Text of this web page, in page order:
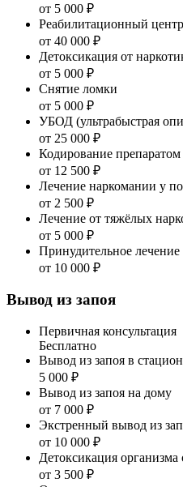
от 5 000 ₽
Реабилитационный
от 40 000 ₽
Детоксикация от
от 5 000 ₽
Снятие ломки
от 5 000 ₽
УБОД (ультрабыстрая
от 25 000 ₽
Кодирование
от 12 500 ₽
Лечение наркомании у
от 2 500 ₽
Лечение от тяжёлых
от 5 000 ₽
Принудительное
от 10 000 ₽
Вывод из запоя
Первичная консультация
Бесплатно
Вывод из запоя в
5 000 ₽
Вывод из запоя на дому
от 7 000 ₽
Экстренный вывод из
от 10 000 ₽
Детоксикация организма
от 3 500 ₽